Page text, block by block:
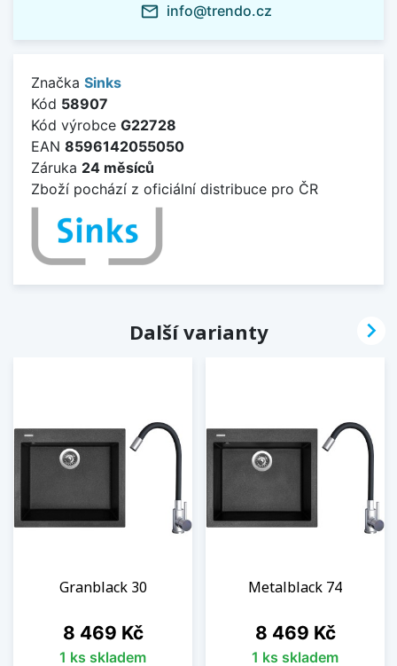
mail_outline info@trendo.cz
Značka Sinks
Kód 58907
Kód výrobce G22728
EAN 8596142055050
Záruka 24 měsíců
Zboží pochází z oficiální distribuce pro ČR
Další varianty
Granblack 30
Cena
8 469 Kč
1 ks skladem
Metalblack 74
Cena
8 469 Kč
1 ks skladem
